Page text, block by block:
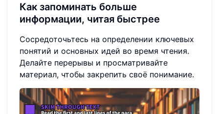
Как запоминать больше
информации, читая быстрее
Сосредоточьтесь на определении ключевых
понятий и основных идей во время чтения.
Делайте перерывы и просматривайте
материал, чтобы закрепить своё понимание.